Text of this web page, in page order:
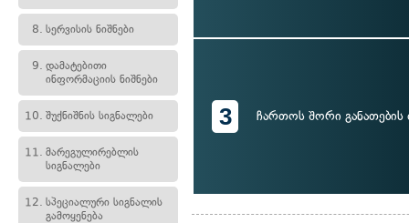
8. სერვისის ნიშნები
9. დამატებითი
ინფორმაციის ნიშნები
10. შუქნიშნის სიგნალები
11. მარეგულირებლის
სიგნალები
12. სპეციალური სიგნალის
გამოყენება
3 ჩართოს შორი განათების